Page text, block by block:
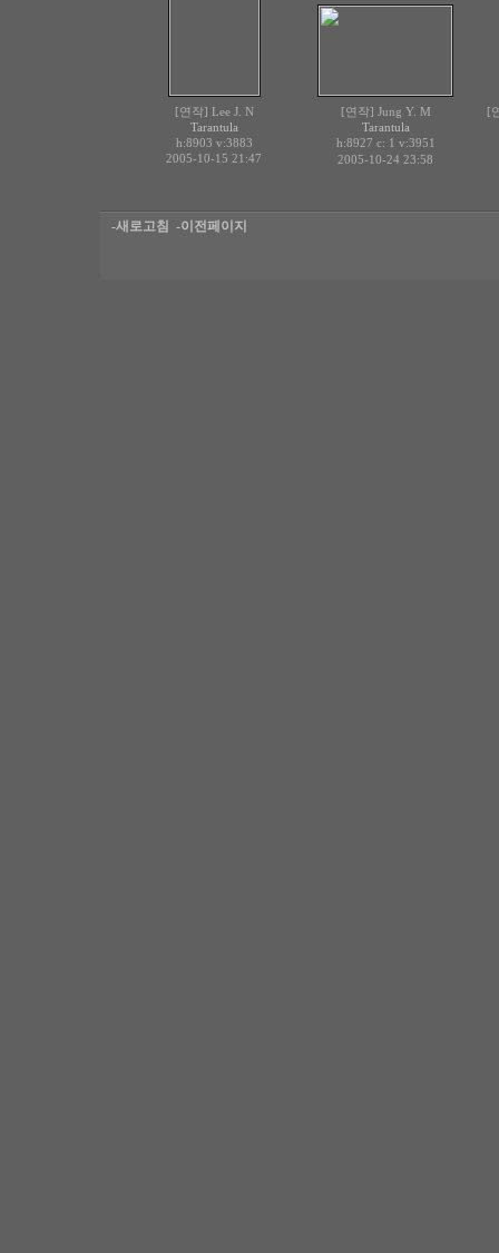
[연작] Lee J. N
Tarantula
h:8903 v:3883
2005-10-15 21:47
[연작] Jung Y. M
Tarantula
h:8927 c: 1 v:3951
2005-10-24 23:58
[
-새로고침 -이전페이지